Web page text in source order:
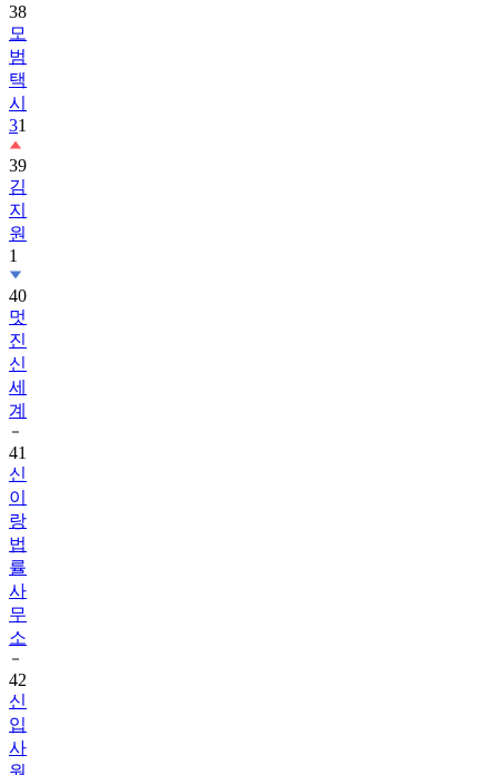
38
모
범
택
시
31
39
김
지
원
1
40
멋
진
신
세
계
41
신
이
랑
법
률
사
무
소
42
신
입
사
원